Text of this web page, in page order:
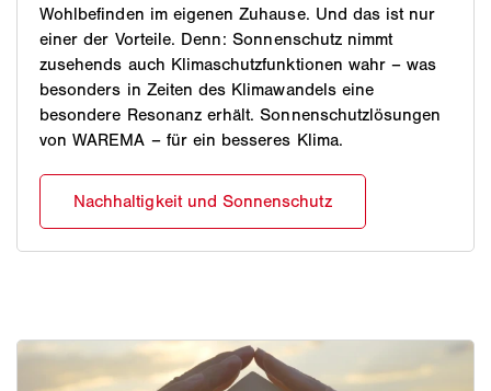
Wohlbefinden im eigenen Zuhause. Und das ist nur
einer der Vorteile. Denn: Sonnenschutz nimmt
zusehends auch Klimaschutzfunktionen wahr – was
besonders in Zeiten des Klimawandels eine
besondere Resonanz erhält. Sonnenschutzlösungen
von WAREMA – für ein besseres Klima.